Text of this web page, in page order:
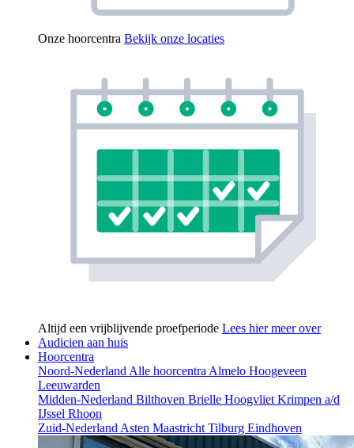
Onze hoorcentra Bekijk onze locaties
Altijd een vrijblijvende proefperiode Lees hier meer over
Audicien aan huis
Hoorcentra
Noord-NederlandAlle hoorcentraAlmelo Hoogeveen
Leeuwarden
Midden-Nederland Bilthoven Brielle HoogvlietKrimpen a/d
IJssel Rhoon
Zuid-NederlandAsten MaastrichtTilburg Eindhoven